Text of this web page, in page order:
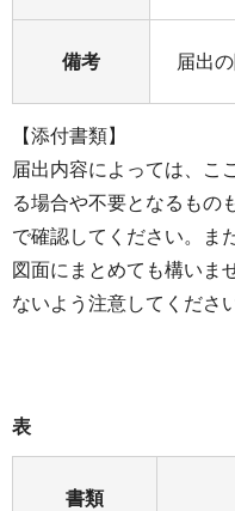
備考 届出
【添付書類】
届出内容によっては、こ
る場合や不要となるもの
で確認してください。ま
図面にまとめても構いま
ないよう注意してくださ
表
書類